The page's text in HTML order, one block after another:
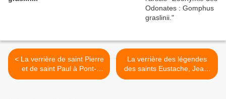
< La verrière de saint Pierre
et de saint Paul à Pont-
Audemer.
La verrière des légendes
des saints Eustache, Jean,
Nicolas et Mathurin à Pont-